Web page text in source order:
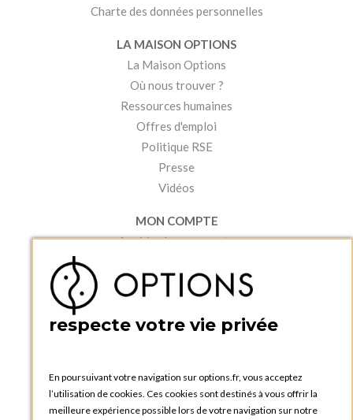
Charte des données personnelles
LA MAISON OPTIONS
La Maison Options
Où nous trouver ?
Ressources humaines
Offres d'emploi
Politique RSE
Presse
Vidéos
MON COMPTE
Accéder à mon compte
Créer un compte
PRATIQUE
Catalogues et bons de commande
Tutoriels
respecte votre vie privée
En poursuivant votre navigation sur options.fr, vous acceptez
l’utilisation de cookies. Ces cookies sont destinés à vous offrir la
meilleure expérience possible lors de votre navigation sur notre